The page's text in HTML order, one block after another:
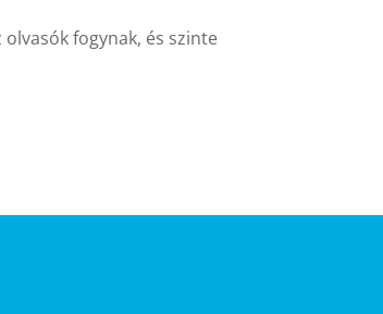
fogynak, és szinte